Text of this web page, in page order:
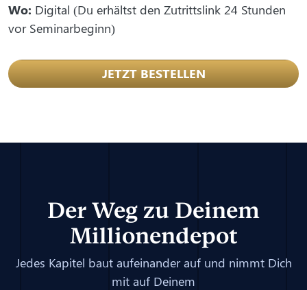
Wo: Digital (Du erhältst den Zutrittslink 24 Stunden
vor Seminarbeginn)
JETZT BESTELLEN
Der Weg zu Deinem
Millionendepot
Jedes Kapitel baut aufeinander auf und nimmt Dich
mit auf Deinem